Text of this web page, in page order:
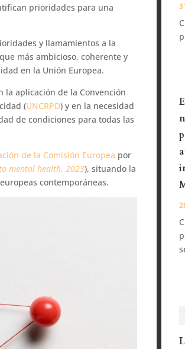
prioridades para una
y llamamientos a la
más ambicioso, coherente y
en la Unión Europea.
la aplicación de la Convención
(UNCRPD) y en la necesidad
de condiciones para todas las
de la Comisión Europea por
mental health, 2023), situando la
contemporáneas.